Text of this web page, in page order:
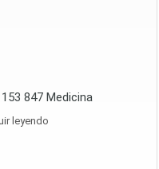
847 Medicina
leyendo